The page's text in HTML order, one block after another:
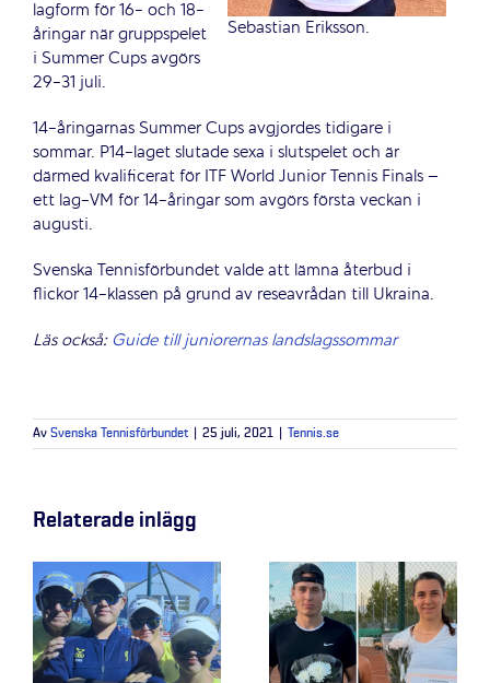
Sebastian Eriksson.
lagform för 16- och 18-
åringar när gruppspelet
i Summer Cups avgörs
29-31 juli.
14-åringarnas Summer Cups avgjordes tidigare i
sommar. P14-laget slutade sexa i slutspelet och är
därmed kvalificerat för ITF World Junior Tennis Finals –
ett lag-VM för 14-åringar som avgörs första veckan i
augusti.
Svenska Tennisförbundet valde att lämna återbud i
flickor 14-klassen på grund av reseavrådan till Ukraina.
Läs också: Guide till juniorernas landslagssommar
Av Svenska Tennisförbundet 25 juli, 2021 Tennis.se
Relaterade inlägg